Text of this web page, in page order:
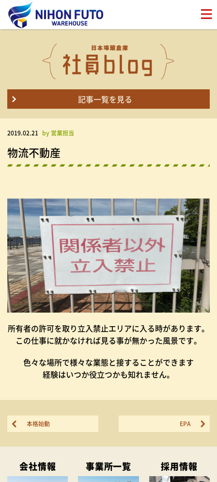
記事一覧を見る
2019.02.21 by 営業担当
物流不動産
所有者の許可を取り立入禁止エリアに入る時があります。
この仕事に就かなければ見る事が無かった風景です。
色々な場所で様々な業態と接することができます
経験はいつか役立つかも知れません。
本格始動 EPA
会社情報 事業所一覧 採用情報